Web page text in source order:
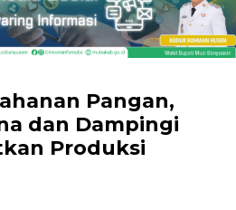
Pangan,
dan Dampingi
Produksi